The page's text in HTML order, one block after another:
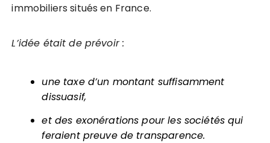
immobiliers situés en France.
L’idée était de prévoir :
une taxe d’un montant suffisamment
dissuasif,
et des exonérations pour les sociétés qui
feraient preuve de transparence.